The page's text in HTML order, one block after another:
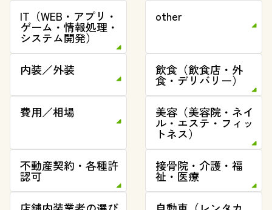
IT（WEB・アプリ・
ゲーム・情報処理・
システム開発）
other
内装／外装 飲食（飲食店・外
食・デリバリー）
費用／相場
美容（美容院・ネイ
ル・エステ・フィッ
トネス）
不動産契約・各種許
認可
接骨院・介護・福
祉・医療